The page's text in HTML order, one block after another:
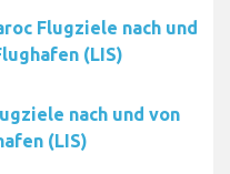
Flugziele nach und
(LIS)
nach und von
(LIS)